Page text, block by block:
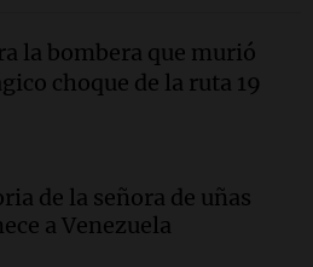
de la Cerveza:
y el desafío de producir
enfrenta un equilibrio
debido a la caída del
la bombera que murió
choque de la ruta 19
de la señora de uñas
a Venezuela